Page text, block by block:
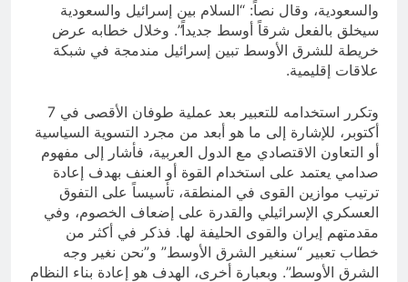
والسعودية، وقال نصاً: “السلام بين إسرائيل والسعودية
سيخلق بالفعل شرقاً أوسط جديداً”. وخلال خطابه عرض
خريطة للشرق الأوسط تبين إسرائيل مندمجة في شبكة
علاقات إقليمية.
وتكرر استخدامه للتعبير بعد عملية طوفان الأقصى في 7
أكتوبر، للإشارة إلى ما هو أبعد من مجرد التسوية السياسية
أو التعاون الاقتصادي مع الدول العربية، فأشار إلى مفهوم
صدامي يعتمد على استخدام القوة أو العنف بهدف إعادة
ترتيب موازين القوى في المنطقة، تأسيساً على التفوق
العسكري الإسرائيلي والقدرة على إضعاف الخصوم، وفي
مقدمتهم إيران والقوى الحليفة لها. فذكر في أكثر من
خطاب تعبير “سنغير الشرق الأوسط” و”نحن نغير وجه
الشرق الأوسط”. وبعبارة أخرى، الهدف هو إعادة بناء النظام